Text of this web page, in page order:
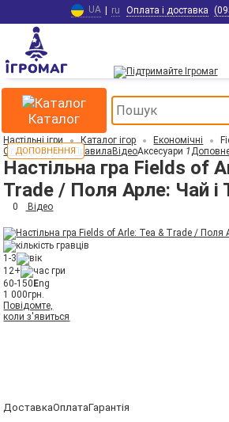
UA | ru Оплата і доставка
Каталог
Настільні ігри Каталог ігор Економічні
ОглядВідгуки0Правила ВідеоАксесуари 1
Настільна гра Fields of
Trade / Поля Арле: Чай і
0 Відео
1-3
12+
60-150 Eng
ДОПОВНЕННЯ
1 000грн.
Повідомте,
коли з'явиться
ДоставкаОплатаГарантія